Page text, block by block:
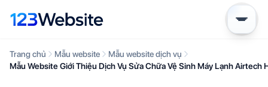
Trang chủ Mẫu website
Mẫu website dịch vụ
Mẫu Website Giới Thiệu Dịch Vụ Sửa Chữa Vệ Sinh Máy Lạnh Airtech